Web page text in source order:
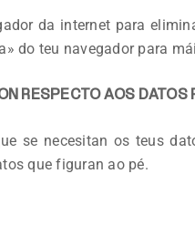
da internet para
do teu navegador para
RESPECTO AOS DATOS
se necesitan os teus
que figuran ao pé.